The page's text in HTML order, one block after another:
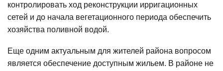
контролировать ход реконструкции ирригационных
сетей и до начала вегетационного периода обеспечить
хозяйства поливной водой.
Еще одним актуальным для жителей района вопросом
является обеспечение доступным жильем. В районе не